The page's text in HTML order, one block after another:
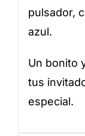
pulsador,
azul.
Un bonito
tus
especial.